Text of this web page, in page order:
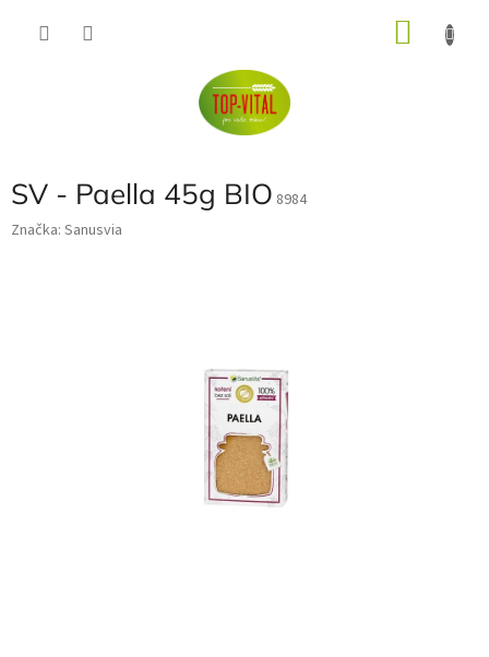
SV - Paella 45g BIO 8984
Značka: Sanusvia